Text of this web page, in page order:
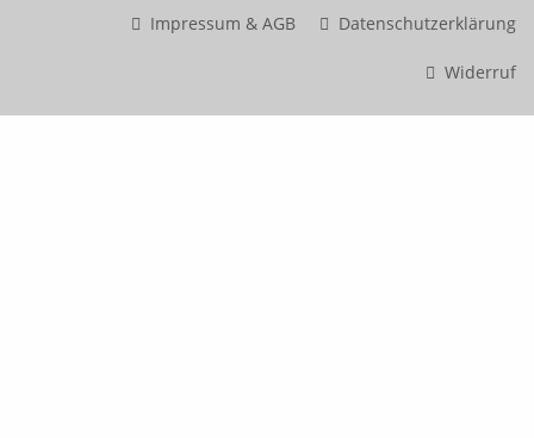
Impressum & AGB
Datenschutzerklärung
Widerruf